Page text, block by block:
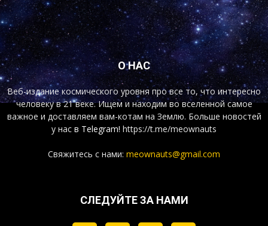
О НАС
Веб-издание космического уровня про все то, что интересно
человеку в 21 веке. Ищем и находим во вселенной самое
важное и доставляем вам-котам на Землю. Больше новостей
у нас в Telegram! https://t.me/meownauts
Свяжитесь с нами: meownauts@gmail.com
СЛЕДУЙТЕ ЗА НАМИ